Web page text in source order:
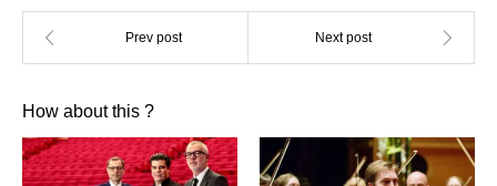
How about this ?